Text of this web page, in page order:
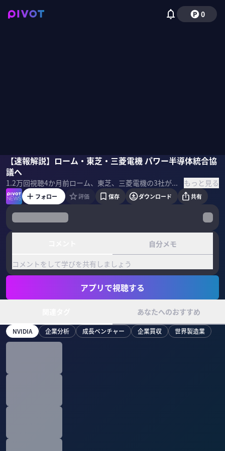
0
【速報解説】ローム・東芝・三菱電機 パワー半導体統合協
議へ
1.2万回視聴4か月前 ローム、東芝、三菱電機の3社が、パワー半導体事業の統合に向けて協議へ。実現すれば「世界2位連合」との見方も出る一方、ロームに対するデンソーのTOB提案への対抗策との見方もある。3社それぞれの強みはどこにあり、この再編は本当に成立するのか。業界歴40年の半導体アナリスト、大山聡氏に聞いた。 ＜ゲスト＞ 大山聡｜グロスバーグ代表 慶應大院修了後、1985年東京エレクトロン入社。外資系証券のアナリストを経て富士通に転職。半導体部門の経営戦略に従事。IHS Markitにて産業エレクトロニクス分野の分析を担当。 17年からGrossberg合同会社に専任。 ＜目次＞ もっと見る
大山聡野嶋紗己子
フォロー 評価 保存 ダウンロード 共有
自分メモ
コメントをして学びを共有しましょう
アプリで視聴する
あなたへのおすすめ
NVIDIA 企業分析 成長ベンチャー 企業買収 世界製造業